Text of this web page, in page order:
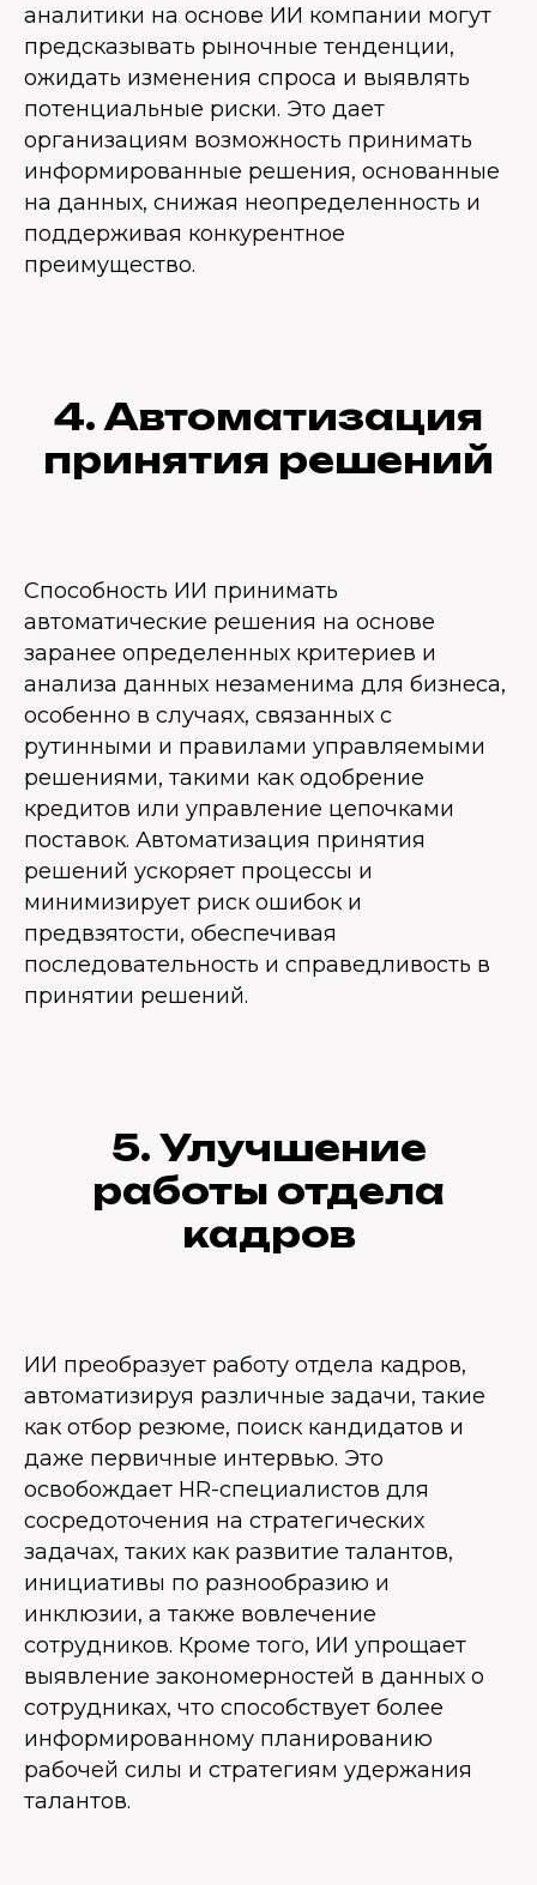
аналитики на основе ИИ компании могут
предсказывать рыночные тенденции,
ожидать изменения спроса и выявлять
потенциальные риски. Это дает
организациям возможность принимать
информированные решения, основанные
на данных, снижая неопределенность и
поддерживая конкурентное
преимущество.
4. Автоматизация
принятия решений
Способность ИИ принимать
автоматические решения на основе
заранее определенных критериев и
анализа данных незаменима для бизнеса,
особенно в случаях, связанных с
рутинными и правилами управляемыми
решениями, такими как одобрение
кредитов или управление цепочками
поставок. Автоматизация принятия
решений ускоряет процессы и
минимизирует риск ошибок и
предвзятости, обеспечивая
последовательность и справедливость в
принятии решений.
5. Улучшение
работы отдела
кадров
ИИ преобразует работу отдела кадров,
автоматизируя различные задачи, такие
как отбор резюме, поиск кандидатов и
даже первичные интервью. Это
освобождает HR-специалистов для
сосредоточения на стратегических
задачах, таких как развитие талантов,
инициативы по разнообразию и
инклюзии, а также вовлечение
сотрудников. Кроме того, ИИ упрощает
выявление закономерностей в данных о
сотрудниках, что способствует более
информированному планированию
рабочей силы и стратегиям удержания
талантов.